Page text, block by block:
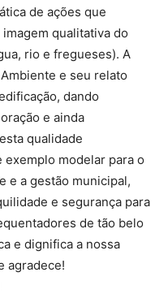
de ações que
qualitativa do
rio e fregueses). A
e seu relato
dando
e ainda
qualidade
modelar para o
e a gestão municipal,
e segurança para
de tão belo
e dignifica a nossa
agradece!